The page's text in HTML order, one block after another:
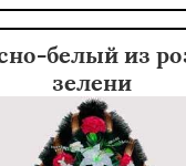
белый из
зелени